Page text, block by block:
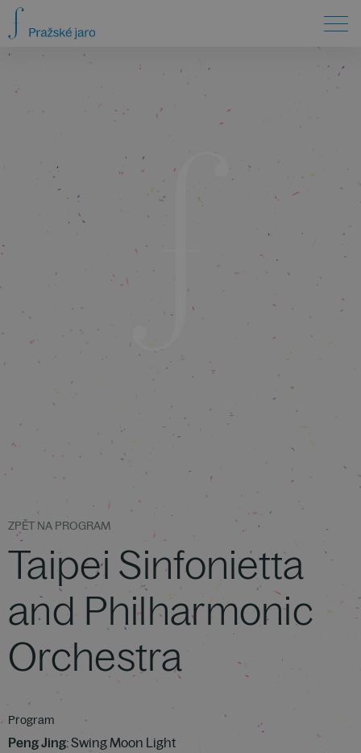
ZPĚT NA PROGRAM
Taipei Sinfonietta
and Philharmonic
Orchestra
Program
Peng Jing: Swing Moon Light